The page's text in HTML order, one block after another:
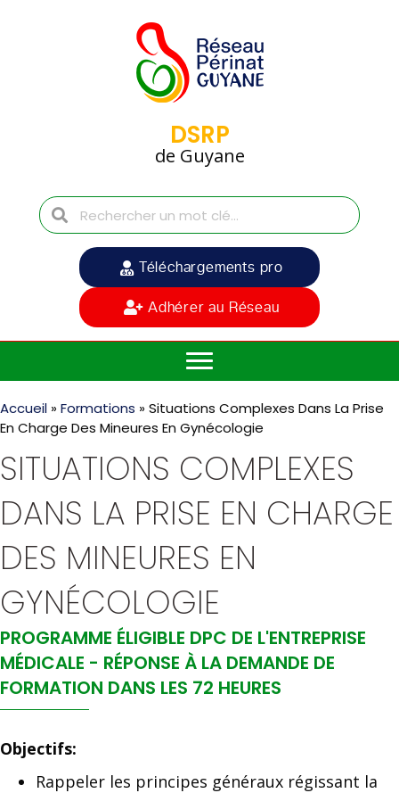
DSRP
de Guyane
Téléchargements pro
Adhérer au Réseau
Accueil »Formations »Situations Complexes Dans La Prise
En Charge Des Mineures En Gynécologie
SITUATIONS COMPLEXES
DANS LA PRISE EN CHARGE
DES MINEURES EN
GYNÉCOLOGIE
PROGRAMME ÉLIGIBLE DPC DE L'ENTREPRISE
MÉDICALE - RÉPONSE À LA DEMANDE DE
FORMATION DANS LES 72 HEURES
Objectifs:
Rappeler les principes généraux régissant la